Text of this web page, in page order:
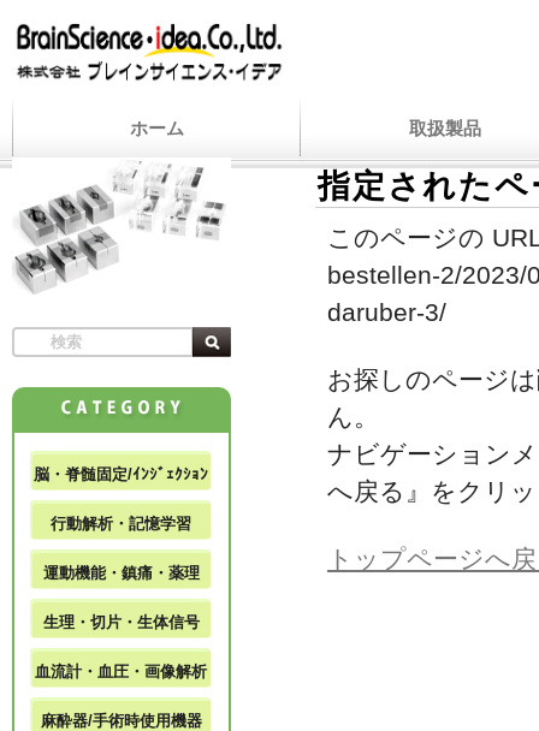
ホーム 取扱製品
指定された
このページの
bestellen-2/2023/
daruber-3/
お探しのページ
ん。
ナビゲーション
へ戻る』をクリ
トップページへ
脳・脊髄固定/ｲﾝｼﾞｪｸｼｮﾝ
行動解析・記憶学習
運動機能・鎮痛・薬理
生理・切片・生体信号
血流計・血圧・画像解析
麻酔器/手術時使用機器